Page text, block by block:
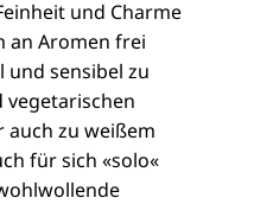
und Charme
an Aromen frei
und sensibel zu
vegetarischen
zu weißem
für sich «solo«